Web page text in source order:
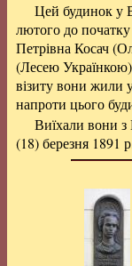
Цей будинок у
лютого до
Петрівна Косач
(Лесею
візиту вони жили
напроти цього
Виїхали вони з
(18) березня 1891